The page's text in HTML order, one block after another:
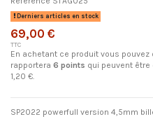
Derniers articles en stock
69,00 €
TTC
En achetant ce produit vous pouvez
rapportera 6 points qui peuvent
1,20 €.
SP2022 powerfull version 4,5mm